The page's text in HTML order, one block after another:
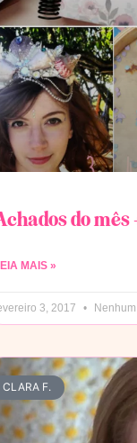
do
MAIS »
3, 2017
CLARA F.